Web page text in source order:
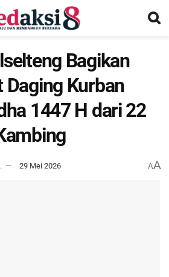
Bagikan
Daging Kurban
1447 H dari 22
29 Mei 2026 AA